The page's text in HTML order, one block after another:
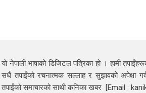
यो नेपाली भाषाको डिजिटल पत्रिका हो । हामी
सधैं तपाईंको रचनात्मक सल्लाह र सुझावको अपेक्षा
तपाईंको समाचारको साथी कनिका खबर [Email :